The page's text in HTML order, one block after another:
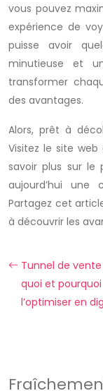
vous pouvez
expérience de
puisse avoir
minutieuse et
transformer
des avantages.
Alors, prêt à
Visitez le site web
savoir plus sur le
aujourd’hui une
Partagez cet
à découvrir les
Tunnel de vente
quoi et pourquoi
l’optimiser en